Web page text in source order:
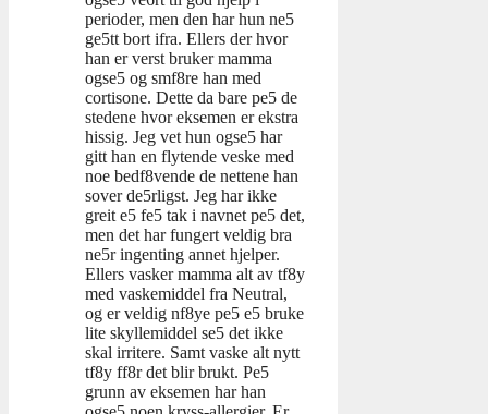
perioder, men den har hun ne5
ge5tt bort ifra. Ellers der hvor
han er verst bruker mamma
ogse5 og smf8re han med
cortisone. Dette da bare pe5 de
stedene hvor eksemen er ekstra
hissig. Jeg vet hun ogse5 har
gitt han en flytende veske med
noe bedf8vende de nettene han
sover de5rligst. Jeg har ikke
greit e5 fe5 tak i navnet pe5 det,
men det har fungert veldig bra
ne5r ingenting annet hjelper.
Ellers vasker mamma alt av tf8y
med vaskemiddel fra Neutral,
og er veldig nf8ye pe5 e5 bruke
lite skyllemiddel se5 det ikke
skal irritere. Samt vaske alt nytt
tf8y ff8r det blir brukt. Pe5
grunn av eksemen har han